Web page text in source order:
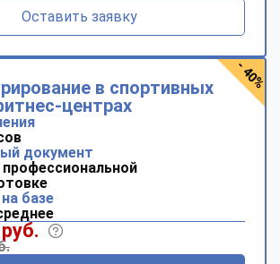
Оставить заявку
в спортивных
центрах
документ
базе
- 40%